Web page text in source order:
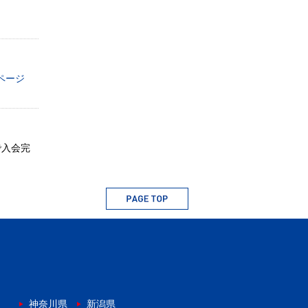
ージ
会完
神奈川県 新潟県